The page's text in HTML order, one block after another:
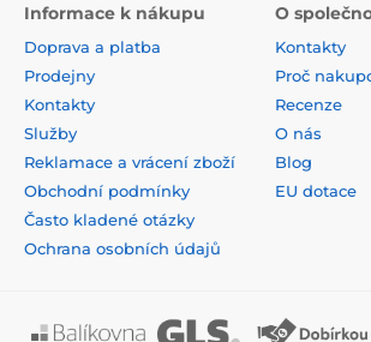
Informace k nákupu
Doprava a platba
Prodejny
Kontakty
Služby
Reklamace a vrácení zboží
Obchodní podmínky
Často kladené otázky
Ochrana osobních údajů
O
Kontakty
Proč
Recenze
O nás
Blog
EU dotace